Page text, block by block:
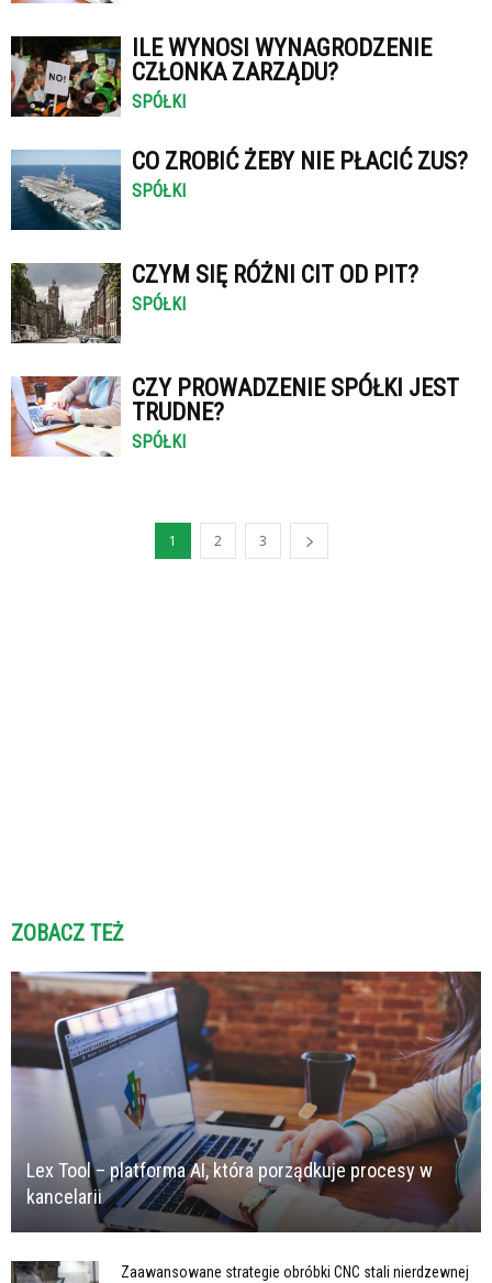
ILE WYNOSI WYNAGRODZENIE
CZŁONKA ZARZĄDU?
SPÓŁKI
CO ZROBIĆ ŻEBY NIE PŁACIĆ ZUS?
SPÓŁKI
CZYM SIĘ RÓŻNI CIT OD PIT?
SPÓŁKI
CZY PROWADZENIE SPÓŁKI JEST
TRUDNE?
SPÓŁKI
1 2 3
ZOBACZ TEŻ
Lex Tool – platforma AI, która porządkuje procesy w
kancelarii
Zaawansowane strategie obróbki CNC stali nierdzewnej